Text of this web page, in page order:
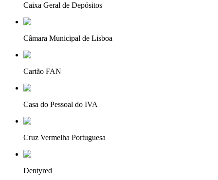
Caixa Geral de Depósitos
Câmara Municipal de Lisboa
Cartão FAN
Casa do Pessoal do IVA
Cruz Vermelha Portuguesa
Dentyred